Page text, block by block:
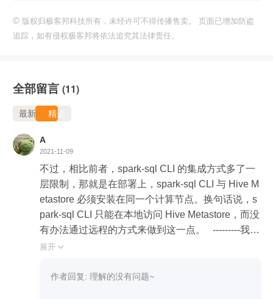
© 版权归极客邦科技所有，未经许可不得传播售卖。 页面已增加防盗
追踪，如有侵权极客邦将依法追究其法律责任。
全部留言 (11)
最新 精选
A
2021-11-09
不过，相比前者，spark-sql CLI 的集成方式多了一
层限制，那就是在部署上，spark-sql CLI 与 Hive M
etastore 必须安装在同一个计算节点。换句话说，s
park-sql CLI 只能在本地访问 Hive Metastore，而没
有办法通过远程的方式来做到这一点。   ---------我试
了试是可以的老师，是我对这句话理解有误嘛？三
然后在03上启动spark-sql spark://bdp-dc-003:7077
展开 
作者回复: 理解的没有问题~